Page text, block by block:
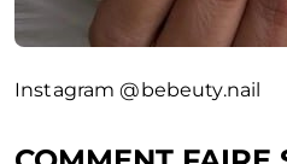
Instagram @bebeuty.nail